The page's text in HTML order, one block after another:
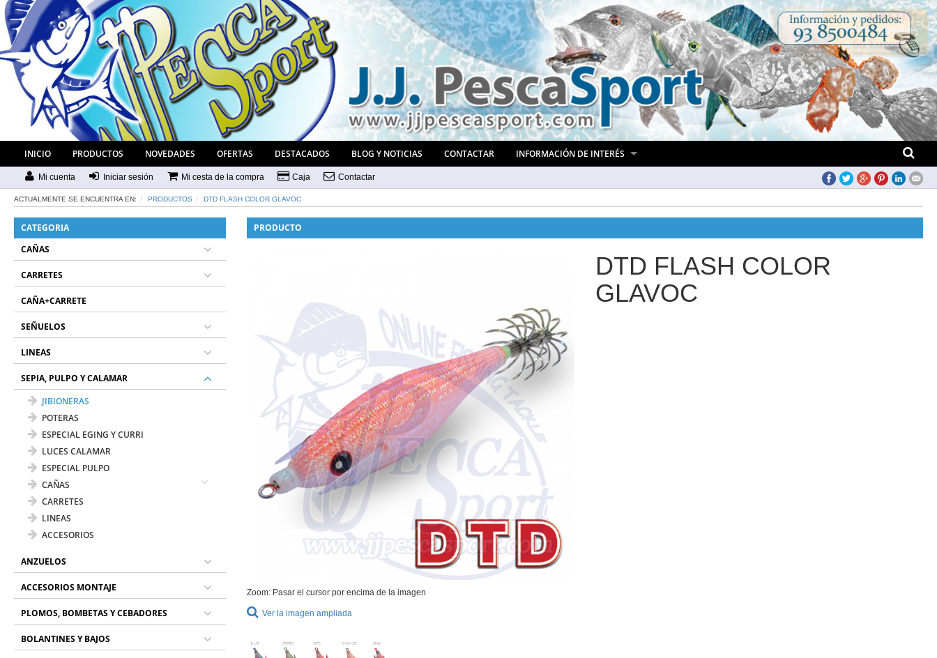
INICIO PRODUCTOS NOVEDADES OFERTAS DESTACADOS BLOG Y NOTICIAS CONTACTAR INFORMACIÓN DE INTERÉS
Mi cuenta Iniciar sesión Mi cesta de la compra Caja Contactar
ACTUALMENTE SE ENCUENTRA EN: PRODUCTOS DTD FLASH COLOR GLAVOC
CATEGORIA
CAÑAS
CARRETES
CAÑA+CARRETE
SEÑUELOS
LINEAS
SEPIA, PULPO Y CALAMAR
JIBIONERAS
POTERAS
ESPECIAL EGING Y CURRI
LUCES CALAMAR
ESPECIAL PULPO
CAÑAS
CARRETES
LINEAS
ACCESORIOS
ANZUELOS
ACCESORIOS MONTAJE
PLOMOS, BOMBETAS Y CEBADORES
BOLANTINES Y BAJOS
PRODUCTO
Zoom: Pasar el cursor por encima de la imagen
Ver la imagen ampliada
DTD FLASH COLOR
GLAVOC